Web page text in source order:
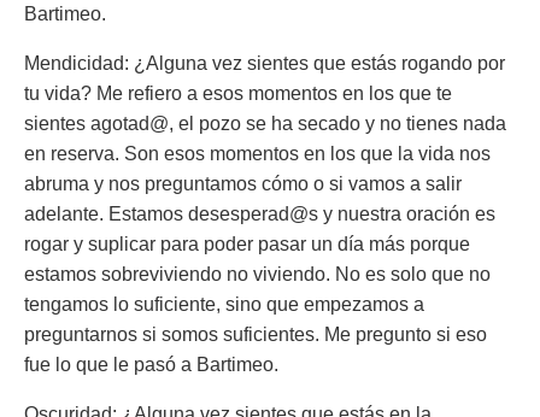
Bartimeo.
Mendicidad: ¿Alguna vez sientes que estás rogando por
tu vida? Me refiero a esos momentos en los que te
sientes agotad@, el pozo se ha secado y no tienes nada
en reserva. Son esos momentos en los que la vida nos
abruma y nos preguntamos cómo o si vamos a salir
adelante. Estamos desesperad@s y nuestra oración es
rogar y suplicar para poder pasar un día más porque
estamos sobreviviendo no viviendo. No es solo que no
tengamos lo suficiente, sino que empezamos a
preguntarnos si somos suficientes. Me pregunto si eso
fue lo que le pasó a Bartimeo.